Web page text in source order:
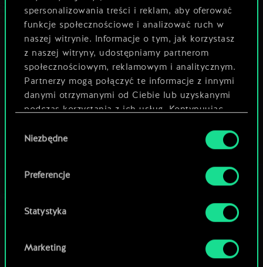
spersonalizowania treści i reklam, aby oferować
funkcje społecznościowe i analizować ruch w
naszej witrynie. Informacje o tym, jak korzystasz
z naszej witryny, udostępniamy partnerom
społecznościowym, reklamowym i analitycznym.
Partnerzy mogą połączyć te informacje z innymi
danymi otrzymanymi od Ciebie lub uzyskanymi
podczas korzystania z ich usług. Kontynuując
używanie plików cookie.
zgody
Niezbędne
Preferencje
Statystyka
Marketing
Rozkaz: Zagraj ze swojej talii kartę
specjalną o koszcie werbunku 9 lub
niższym. Zwiększ tę wartość o 1 za
każdą wielokrotność 2 kart Zbrodni w
twojej talii początkowej.
Moje świnie lubią wrzucić coś na ząb. Dzisiaj to
Carlo Varese, znany szerzej jako Tasak, to w
szajki bezlitosnych „krasnoludów interesu” stale